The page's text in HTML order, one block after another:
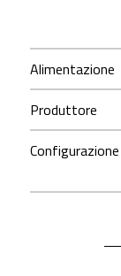
Alimentazione
Produttore
Configurazione